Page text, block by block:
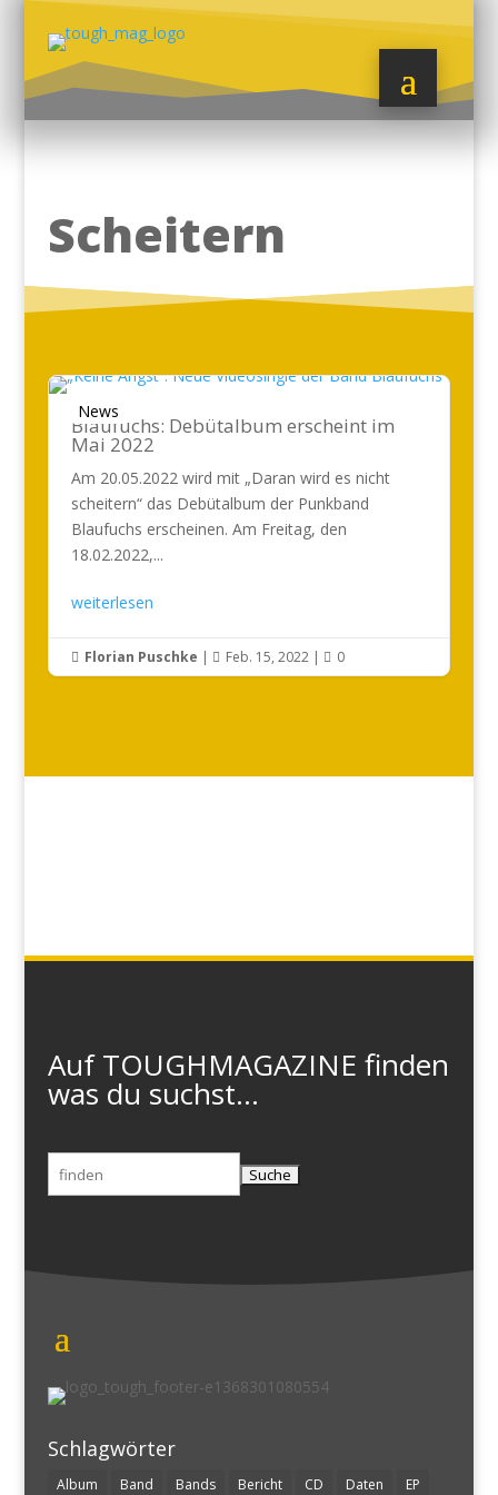
Scheitern
News
Blaufuchs: Debütalbum erscheint im
Mai 2022
Am 20.05.2022 wird mit „Daran wird es nicht
scheitern“ das Debütalbum der Punkband
Blaufuchs erscheinen. Am Freitag, den
18.02.2022,...
weiterlesen
 Florian Puschke |  Feb. 15, 2022|  0
Auf TOUGHMAGAZINE finden
was du suchst...
Suchen
nach:
Schlagwörter
Album Band Bands Bericht CD Daten EP